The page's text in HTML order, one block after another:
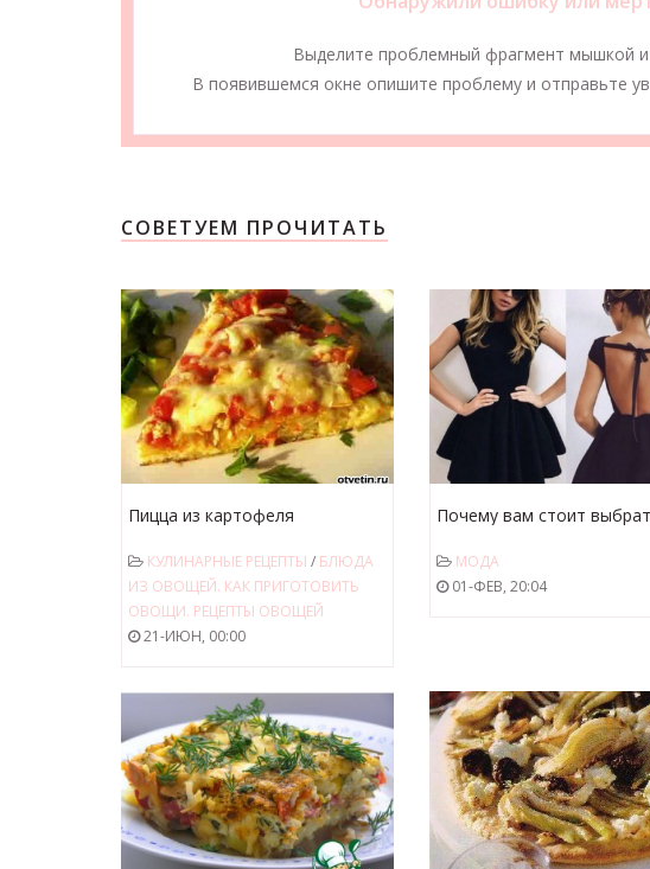
Выделите проблемный фрагмент мышкой и
В появившемся окне опишите проблему и отправьте
СОВЕТУЕМ ПРОЧИТАТЬ
Пицца из картофеля
КУЛИНАРНЫЕ РЕЦЕПТЫ / БЛЮДА
ИЗ ОВОЩЕЙ. КАК ПРИГОТОВИТЬ
ОВОЩИ. РЕЦЕПТЫ ОВОЩЕЙ
21-ИЮН, 00:00
Почему вам стоит
МОДА
01-ФЕВ, 20:04